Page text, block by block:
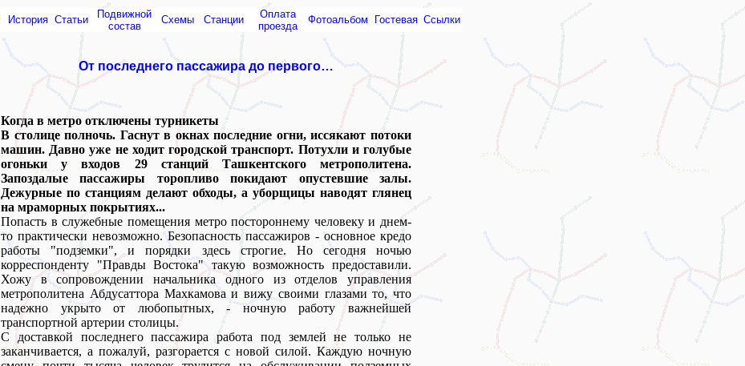
История Статьи
Подвижной
состав
Схемы Cтанции
Оплата
проезда
Фотоальбом Гостевая Ссылки
От последнего пассажира до первого…
Когда в метро отключены турникеты
В столице полночь. Гаснут в окнах последние огни, иссякают потоки
машин. Давно уже не ходит городской транспорт. Потухли и голубые
огоньки у входов 29 станций Ташкентского метрополитена.
Запоздалые пассажиры торопливо покидают опустевшие залы.
Дежурные по станциям делают обходы, а уборщицы наводят глянец
на мраморных покрытиях...
Попасть в служебные помещения метро постороннему человеку и днем-
то практически невозможно. Безопасность пассажиров - основное кредо
работы "подземки", и порядки здесь строгие. Но сегодня ночью
корреспонденту "Правды Востока" такую возможность предоставили.
Хожу в сопровождении начальника одного из отделов управления
метрополитена Абдусаттора Махкамова и вижу своими глазами то, что
надежно укрыто от любопытных, - ночную работу важнейшей
транспортной артерии столицы.
С доставкой последнего пассажира работа под землей не только не
заканчивается, а пожалуй, разгорается с новой силой. Каждую ночную